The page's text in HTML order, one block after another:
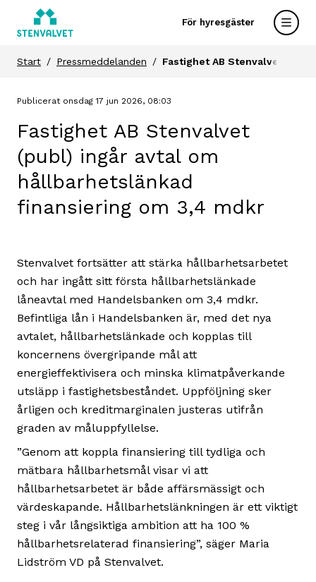
För hyresgäster
Start Pressmeddelanden Fastighet AB Stenvalvet
Publicerat onsdag 17 jun 2026, 08:03
Fastighet AB Stenvalvet
(publ) ingår avtal om
hållbarhetslänkad
finansiering om 3,4 mdkr
Stenvalvet fortsätter att stärka hållbarhetsarbetet
och har ingått sitt första hållbarhetslänkade
låneavtal med Handelsbanken om 3,4 mdkr.
Befintliga lån i Handelsbanken är, med det nya
avtalet, hållbarhetslänkade och kopplas till
koncernens övergripande mål att
energieffektivisera och minska klimatpåverkande
utsläpp i fastighetsbeståndet. Uppföljning sker
årligen och kreditmarginalen justeras utifrån
graden av måluppfyllelse.
”Genom att koppla finansiering till tydliga och
mätbara hållbarhetsmål visar vi att
hållbarhetsarbetet är både affärsmässigt och
värdeskapande. Hållbarhetslänkningen är ett viktigt
steg i vår långsiktiga ambition att ha 100 %
hållbarhetsrelaterad finansiering”, säger Maria
Lidström VD på Stenvalvet.